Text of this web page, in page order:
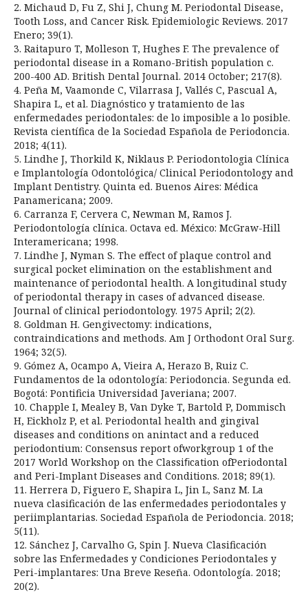
2. Michaud D, Fu Z, Shi J, Chung M. Periodontal Disease,
Tooth Loss, and Cancer Risk. Epidemiologic Reviews. 2017
Enero; 39(1).
3. Raitapuro T, Molleson T, Hughes F. The prevalence of
periodontal disease in a Romano-British population c.
200-400 AD. British Dental Journal. 2014 October; 217(8).
4. Peña M, Vaamonde C, Vilarrasa J, Vallés C, Pascual A,
Shapira L, et al. Diagnóstico y tratamiento de las
enfermedades periodontales: de lo imposible a lo posible.
Revista científica de la Sociedad Española de Periodoncia.
2018; 4(11).
5. Lindhe J, Thorkild K, Niklaus P. Periodontologia Clínica
e Implantología Odontológica/ Clinical Periodontology and
Implant Dentistry. Quinta ed. Buenos Aires: Médica
Panamericana; 2009.
6. Carranza F, Cervera C, Newman M, Ramos J.
Periodontología clínica. Octava ed. México: McGraw-Hill
Interamericana; 1998.
7. Lindhe J, Nyman S. The effect of plaque control and
surgical pocket elimination on the establishment and
maintenance of periodontal health. A longitudinal study
of periodontal therapy in cases of advanced disease.
Journal of clinical periodontology. 1975 April; 2(2).
8. Goldman H. Gengivectomy: indications,
contraindications and methods. Am J Orthodont Oral Surg.
1964; 32(5).
9. Gómez A, Ocampo A, Vieira A, Herazo B, Ruiz C.
Fundamentos de la odontología: Periodoncia. Segunda ed.
Bogotá: Pontificia Universidad Javeriana; 2007.
10. Chapple I, Mealey B, Van Dyke T, Bartold P, Dommisch
H, Eickholz P, et al. Periodontal health and gingival
diseases and conditions on anintact and a reduced
periodontium: Consensus report ofworkgroup 1 of the
2017 World Workshop on the Classiﬁcation ofPeriodontal
and Peri-Implant Diseases and Conditions. 2018; 89(1).
11. Herrera D, Figuero E, Shapira L, Jin L, Sanz M. La
nueva clasificación de las enfermedades periodontales y
periimplantarias. Sociedad Española de Periodoncia. 2018;
5(11).
12. Sánchez J, Carvalho G, Spin J. Nueva Clasificación
sobre las Enfermedades y Condiciones Periodontales y
Peri-implantares: Una Breve Reseña. Odontología. 2018;
20(2).